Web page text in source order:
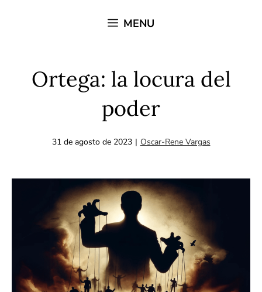
MENU
Ortega: la locura del
poder
31 de agosto de 2023 | Oscar-Rene Vargas